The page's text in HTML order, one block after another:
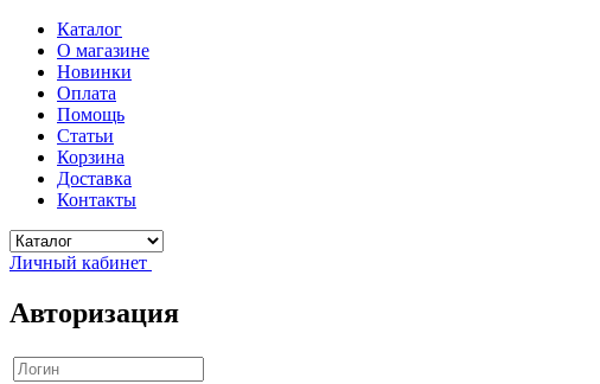
Каталог
О магазине
Новинки
Оплата
Помощь
Статьи
Корзина
Доставка
Контакты
Личный кабинет
Авторизация